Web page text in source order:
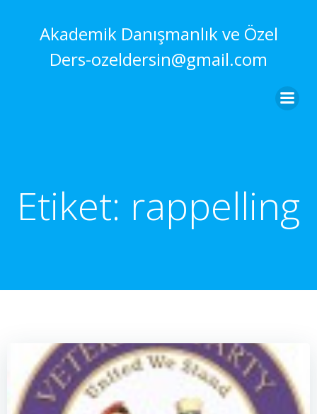
Akademik Danışmanlık ve Özel
Ders-ozeldersin@gmail.com
Etiket: rappelling